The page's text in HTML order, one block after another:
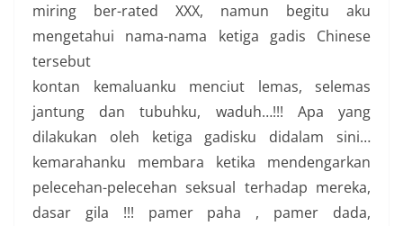
miring ber-rated XXX, namun begitu aku
mengetahui nama-nama ketiga gadis Chinese
tersebut
kontan kemaluanku menciut lemas, selemas
jantung dan tubuhku, waduh…!!! Apa yang
dilakukan oleh ketiga gadisku didalam sini…
kemarahanku membara ketika mendengarkan
pelecehan-pelecehan seksual terhadap mereka,
dasar gila !!! pamer paha , pamer dada,